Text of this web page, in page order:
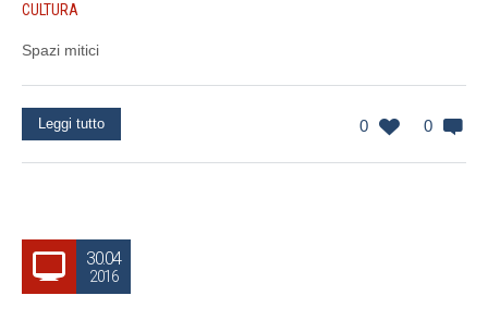
CULTURA
Spazi mitici
0 0
Leggi tutto
30.04
2016